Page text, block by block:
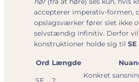
accepterer imperativ-formen,
opslagsværker fører slet ikke
selvstændig infinitiv. Derfor vil
konstruktioner holde sig til SE
Ord Længde
Konkret